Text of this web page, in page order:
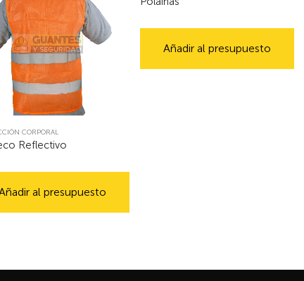
CORPORAL
Reflectivo
al presupuesto
Añadir al presupuesto